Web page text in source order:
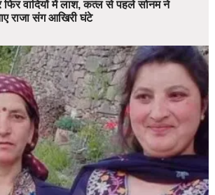
वादियों में लाश, कत्ल से पहले सोनम ने
राजा संग आखिरी घंटे